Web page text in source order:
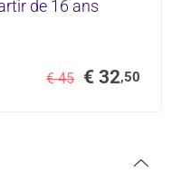
de 16 ans
€ 45 € 32,50